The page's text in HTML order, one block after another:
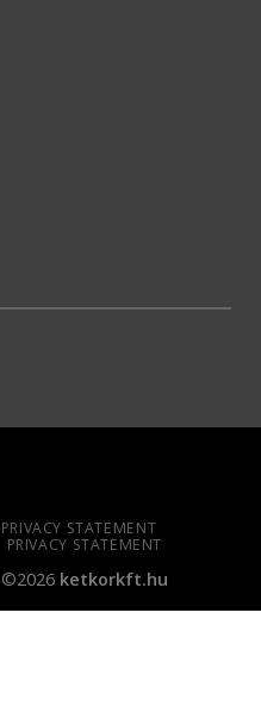
PRIVACY STATEMENT
PRIVACY STATEMENT
ketkorkft.hu